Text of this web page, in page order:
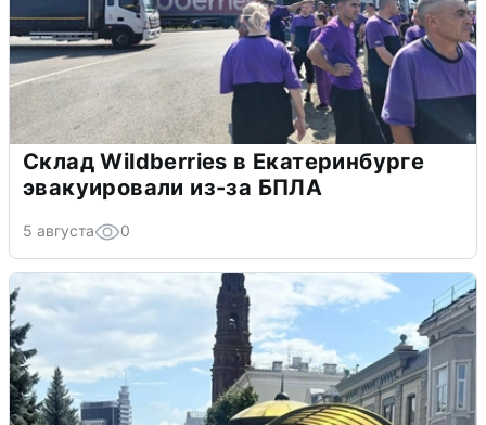
Склад Wildberries в Екатеринбурге
эвакуировали из-за БПЛА
5 августа 0